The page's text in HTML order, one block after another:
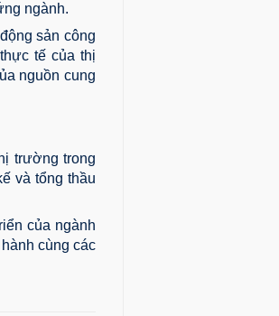
ngành.
sản công
tế của thị
nguồn cung
trường trong
và tổng thầu
của ngành
cùng các